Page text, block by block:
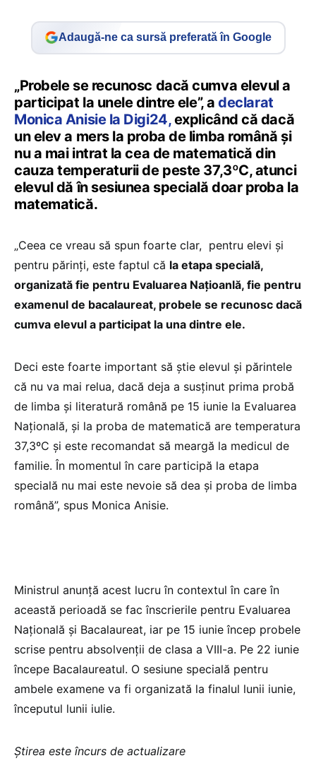
Adaugă-ne ca sursă preferată în Google
„Probele se recunosc dacă cumva elevul a
participat la unele dintre ele”, adeclarat
Monica Anisie la Digi24,explicând că dacă
un elev a mers la proba de limba română și
nu a mai intrat la cea de matematică din
cauza temperaturii de peste 37,3ºC, atunci
elevul dă în sesiunea specială doar proba la
matematică.
„Ceea ce vreau să spun foarte clar, pentru elevi și
pentru părinți, este faptul că la etapa specială,
organizată fie pentru Evaluarea Națioanlă, fie pentru
examenul de bacalaureat, probele se recunosc dacă
cumva elevul a participat la una dintre ele.
Deci este foarte important să știe elevul și părintele
că nu va mai relua, dacă deja a susținut prima probă
de limba și literatură română pe 15 iunie la Evaluarea
Națională, și la proba de matematică are temperatura
37,3ºC și este recomandat să meargă la medicul de
familie. În momentul în care participă la etapa
specială nu mai este nevoie să dea și proba de limba
română”, spus Monica Anisie.
Ministrul anunță acest lucru în contextul în care în
această perioadă se fac înscrierile pentru Evaluarea
Națională și Bacalaureat, iar pe 15 iunie încep probele
scrise pentru absolvenții de clasa a VIII-a. Pe 22 iunie
începe Bacalaureatul. O sesiune specială pentru
ambele examene va fi organizată la finalul lunii iunie,
începutul lunii iulie.
Știrea este încurs de actualizare